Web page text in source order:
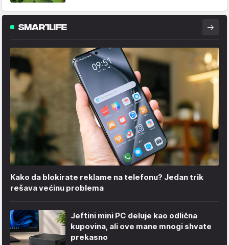
Kako da blokirate reklame na telefonu​? Jedan trik
rešava većinu problema
Jeftini mini PC deluje kao odlična
kupovina, ali ove mane mnogi shvate
prekasno